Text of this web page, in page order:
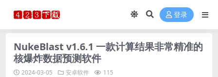
登录
NukeBlast v1.6.1 一款计算结果非常精准的
核爆炸数据预测软件
2024-03-05 安卓软件 115